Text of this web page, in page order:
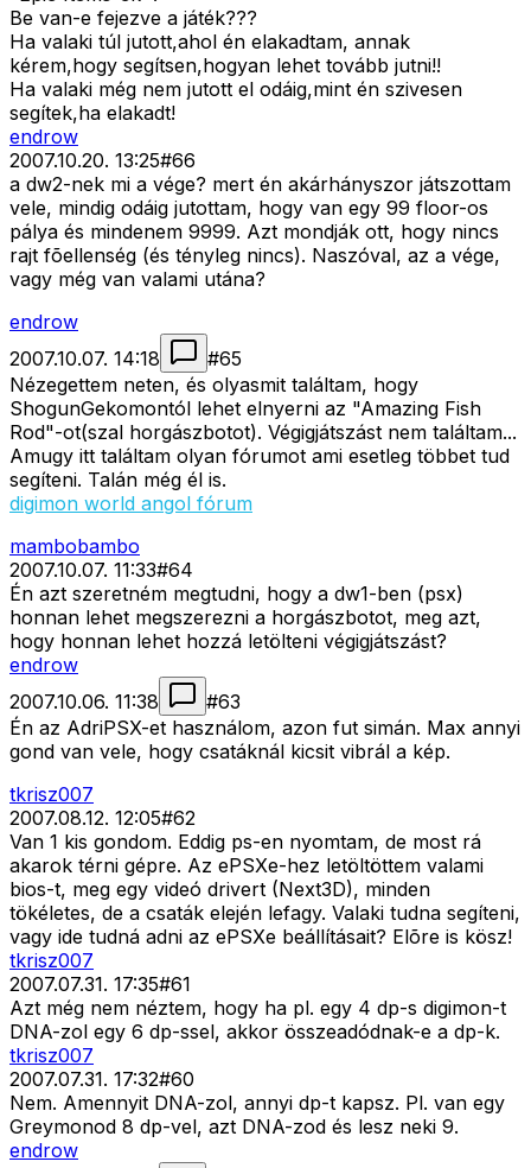
Be van-e fejezve a játék???
Ha valaki túl jutott,ahol én elakadtam, annak
kérem,hogy segítsen,hogyan lehet tovább jutni!!
Ha valaki még nem jutott el odáig,mint én szivesen
segítek,ha elakadt!
endrow
2007.10.20. 13:25#66
a dw2-nek mi a vége? mert én akárhányszor játszottam
vele, mindig odáig jutottam, hogy van egy 99 floor-os
pálya és mindenem 9999. Azt mondják ott, hogy nincs
rajt fõellenség (és tényleg nincs). Naszóval, az a vége,
vagy még van valami utána?
endrow
2007.10.07. 14:18
#65
Nézegettem neten, és olyasmit találtam, hogy
ShogunGekomontól lehet elnyerni az "Amazing Fish
Rod"-ot(szal horgászbotot). Végigjátszást nem találtam...
Amugy itt találtam olyan fórumot ami esetleg többet tud
segíteni. Talán még él is.
digimon world angol fórum
mambobambo
2007.10.07. 11:33#64
Én azt szeretném megtudni, hogy a dw1-ben (psx)
honnan lehet megszerezni a horgászbotot, meg azt,
hogy honnan lehet hozzá letölteni végigjátszást?
endrow
2007.10.06. 11:38
#63
Én az AdriPSX-et használom, azon fut simán. Max annyi
gond van vele, hogy csatáknál kicsit vibrál a kép.
tkrisz007
2007.08.12. 12:05#62
Van 1 kis gondom. Eddig ps-en nyomtam, de most rá
akarok térni gépre. Az ePSXe-hez letöltöttem valami
bios-t, meg egy videó drivert (Next3D), minden
tökéletes, de a csaták elején lefagy. Valaki tudna segíteni,
vagy ide tudná adni az ePSXe beállításait? Elõre is kösz!
tkrisz007
2007.07.31. 17:35#61
Azt még nem néztem, hogy ha pl. egy 4 dp-s digimon-t
DNA-zol egy 6 dp-ssel, akkor összeadódnak-e a dp-k.
tkrisz007
2007.07.31. 17:32#60
Nem. Amennyit DNA-zol, annyi dp-t kapsz. Pl. van egy
Greymonod 8 dp-vel, azt DNA-zod és lesz neki 9.
endrow